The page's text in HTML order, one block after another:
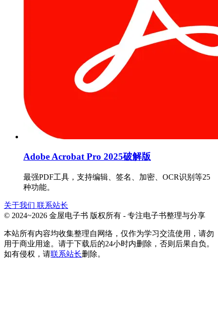
Adobe Acrobat Pro 2025破解版
最强PDF工具，支持编辑、签名、加密、OCR识别等25
种功能。
关于我们 联系站长
© 2024~2026 金屋电子书 版权所有 - 专注电子书整理与分享
本站所有内容均收集整理自网络，仅作为学习交流使用，请勿
用于商业用途。请于下载后的24小时内删除，否则后果自负。
如有侵权，请联系站长删除。